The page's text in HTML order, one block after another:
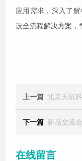
应用需求，深入了
设全流程解决方案
上一篇 北京天玑科
下一篇 新品交流会-
在线留言